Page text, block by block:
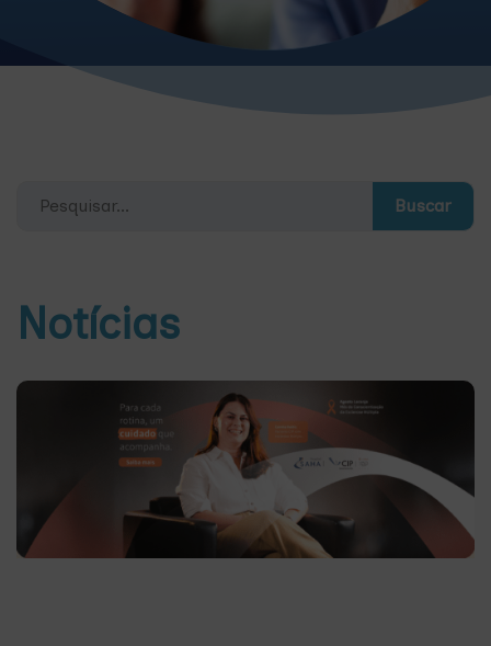
Buscar
Notícias